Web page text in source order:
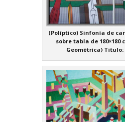
(Políptico) Sinfonía de
sobre tabla de 180×180
Geométrica) Titulo: